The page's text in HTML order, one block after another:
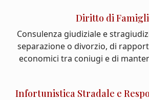
Diritto di
Consulenza giudiziale e
separazione o divorzio, di
economici tra coniugi e di
Infortunistica Stradale e